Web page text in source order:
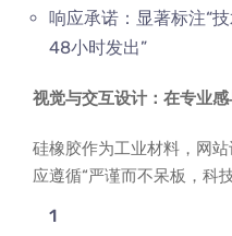
响应承诺：显著标注“
48小时发出”
视觉与交互设计：在专业
硅橡胶作为工业材料，网
应遵循“严谨而不呆板，科